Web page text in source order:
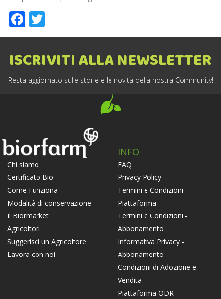
Facebook
ISCRIVITI ALLA NEWSLETTER
Resta aggiornato sulle storie e le novità della nostra Community!
Chi siamo
Certificato Bio
Come Funziona
Modalità di conservazione
Il Biormarket
Agricoltori
Suggerisci un Agricoltore
Lavora con noi
INFO
FAQ
Privacy Policy
Termini e Condizioni -
Piattaforma
Termini e Condizioni -
Abbonamento
Informativa Privacy -
Abbonamento
Condizioni di Adozione e
Vendita
Piattaforma ODR